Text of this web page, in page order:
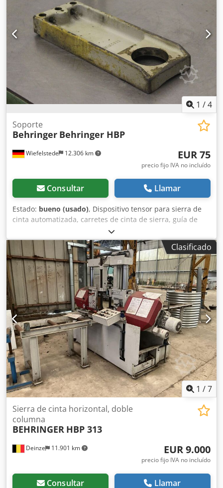
véase las fotos -Dimensiones: 400/1130/A665 mm -Peso:
192 kg
1 /4
Wiefelstede 12.306 km
Soporte
Behringer Behringer HBP
EUR 75
precio fijo IVA no incluído
Consultar Llamar
Estado: bueno (usado), Dispositivo tensor para sierra de
cinta automatizada, carretes de cinta de sierra, guía de
cinta de sierra. -Soporte, procedente de la sierra de cinta
automatizada Behringer HBP. -Diámetro del orificio: 80
mm. -Dimensiones: 380/140/A50 mm. -Peso: 8,2 kg.
Djdpsgcct Rsfx Amfskr
Clasificado
1 /7
Deinze 11.901 km
Sierra de cinta horizontal, doble
columna
BEHRINGER HBP 313
EUR 9.000
precio fijo IVA no incluído
Consultar Llamar